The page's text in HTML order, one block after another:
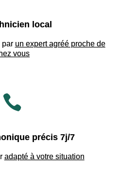
local
par un expert agréé proche de
vous

précis 7j/7
adapté à votre situation